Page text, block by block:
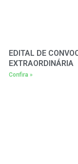
EDITAL DE
EXTRAORDINÁRIA
Confira »